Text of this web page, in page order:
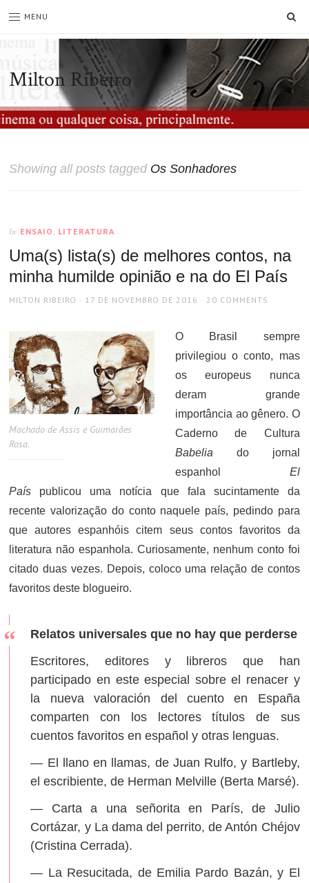
MENU
Milton Ribeiro
Showing all posts tagged Os Sonhadores
In ENSAIO , LITERATURA
Uma(s) lista(s) de melhores contos, na
minha humilde opinião e na do El País
AUTHOR
MILTON RIBEIRO
POSTED
17 DE NOVEMBRO DE 2016 20 COMMENTS
Machado de Assis e Guimarães
Rosa.
O Brasil sempre
privilegiou o conto, mas
os europeus nunca
deram grande
importância ao gênero. O
Caderno de Cultura
Babelia do jornal
espanhol El
País publicou uma notícia que fala sucintamente da
recente valorização do conto naquele país, pedindo para
que autores espanhóis citem seus contos favoritos da
literatura não espanhola. Curiosamente, nenhum conto foi
citado duas vezes. Depois, coloco uma relação de contos
favoritos deste blogueiro.
Relatos universales que no hay que perderse
Escritores, editores y libreros que han
participado en este especial sobre el renacer y
la nueva valoración del cuento en España
comparten con los lectores títulos de sus
cuentos favoritos en español y otras lenguas.
— El llano en llamas, de Juan Rulfo, y Bartleby,
el escribiente, de Herman Melville (Berta Marsé).
— Carta a una señorita en París, de Julio
Cortázar, y La dama del perrito, de Antón Chéjov
(Cristina Cerrada).
— La Resucitada, de Emilia Pardo Bazán, y El